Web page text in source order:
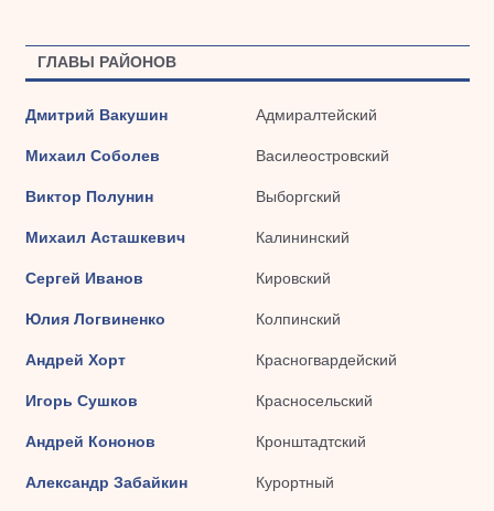
ГЛАВЫ РАЙОНОВ
Дмитрий Вакушин Адмиралтейский
Михаил Соболев Василеостровский
Виктор Полунин Выборгский
Михаил Асташкевич Калининский
Сергей Иванов Кировский
Юлия Логвиненко Колпинский
Андрей Хорт Красногвардейский
Игорь Сушков Красносельский
Андрей Кононов Кронштадтский
Александр Забайкин Курортный